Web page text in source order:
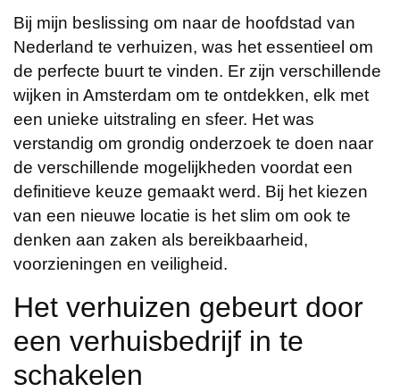
Bij mijn beslissing om naar de hoofdstad van
Nederland te verhuizen, was het essentieel om
de perfecte buurt te vinden. Er zijn verschillende
wijken in Amsterdam om te ontdekken, elk met
een unieke uitstraling en sfeer. Het was
verstandig om grondig onderzoek te doen naar
de verschillende mogelijkheden voordat een
definitieve keuze gemaakt werd. Bij het kiezen
van een nieuwe locatie is het slim om ook te
denken aan zaken als bereikbaarheid,
voorzieningen en veiligheid.
Het verhuizen gebeurt door
een verhuisbedrijf in te
schakelen